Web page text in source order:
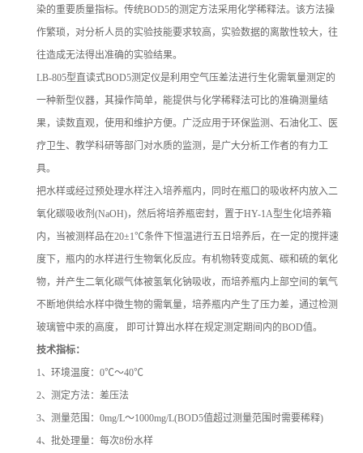
染的重要质量指标。传统BOD5的测定方法采用化学稀释法。该方法操
作繁琐，对分析人员的实验技能要求较高，实验数据的离散性较大，往
往造成无法得出准确的实验结果。
LB-805型直读式BOD5测定仪是利用空气压差法进行生化需氧量测定的
一种新型仪器，其操作简单，能提供与化学稀释法可比的准确测量结
果，读数直观，使用和维护方便。广泛应用于环保监测、石油化工、医
疗卫生、教学科研等部门对水质的监测，是广大分析工作者的有力工
具。
把水样或经过预处理水样注入培养瓶内，同时在瓶口的吸收杯内放入二
氧化碳吸收剂(NaOH)，然后将培养瓶密封，置于HY-1A型生化培养箱
内，当被测样品在20±1℃条件下恒温进行五日培养后，在一定的搅拌速
度下，瓶内的水样进行生物氧化反应。有机物转变成氮、碳和硫的氧化
物，并产生二氧化碳气体被氢氧化钠吸收，而培养瓶内上部空间的氧气
不断地供给水样中微生物的需氧量，培养瓶内产生了压力差，通过检测
玻璃管中汞的高度， 即可计算出水样在规定测定期间内的BOD值。
技术指标：
1、环境温度：0℃～40℃
2、测定方法：差压法
3、测量范围：0mg/L～1000mg/L(BOD5值超过测量范围时需要稀释)
4、批处理量：每次8份水样